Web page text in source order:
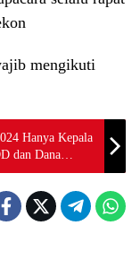
mengikuti
Hanya Kepala
dan Dana